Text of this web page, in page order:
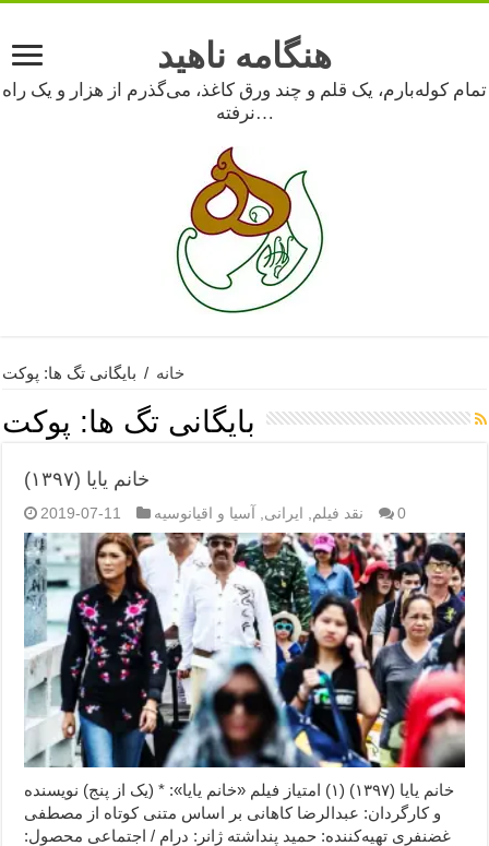
هنگامه ناهید
تمام کوله‌بارم، یک قلم و چند ورق کاغذ، می‌گذرم از هزار و یک راه
نرفته…
خانه / بایگانی تگ ها: پوکت
بایگانی تگ ها: پوکت
خانم یایا (۱۳۹۷)
2019-07-11 نقد فیلم ایرانی آسیا و اقیانوسیه 0
خانم یایا (۱۳۹۷) (۱) امتیاز فیلم «خانم یایا»: * (یک از پنج) نویسنده
و کارگردان: عبدالرضا کاهانی بر اساس متنی کوتاه از مصطفی
غضنفری تهیه‌کننده: حمید پنداشته ژانر: درام / اجتماعی محصول: